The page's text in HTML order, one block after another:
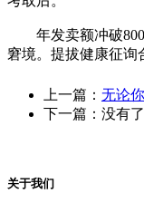
年发卖额冲破800
窘境。提拔健康征询
上一篇： 无论
下一篇：没有了
关于我们